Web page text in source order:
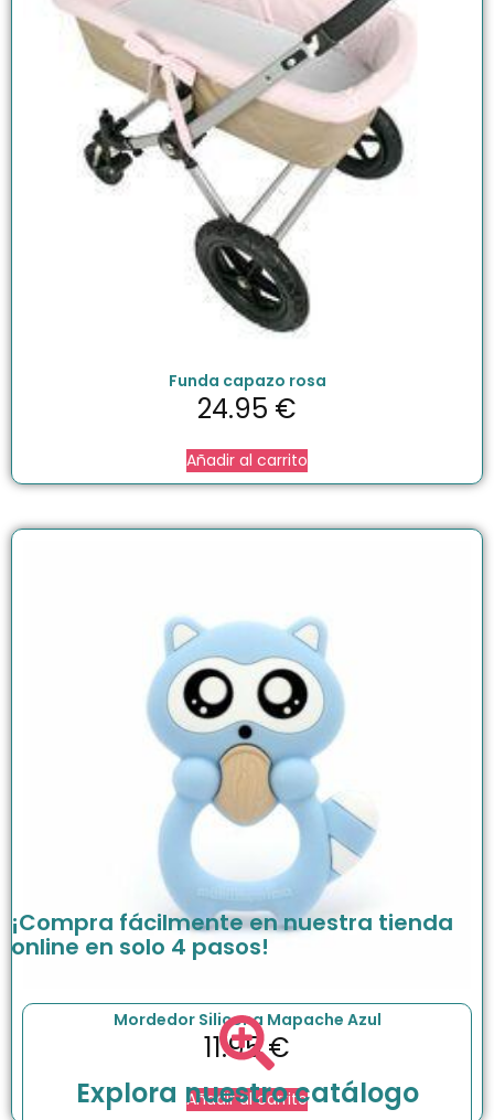
Funda capazo rosa
24.95 €
Añadir al carrito
Mordedor Silicona Mapache Azul
11.95€
Añadir al carrito
¡Compra fácilmente en nuestra tienda
online en solo 4 pasos!
Explora nuestro catálogo